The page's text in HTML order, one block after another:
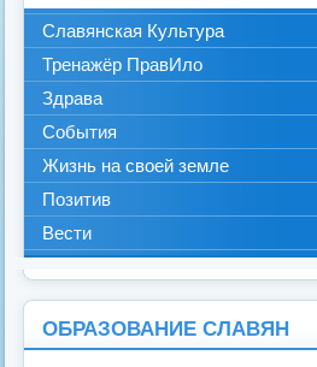
Славянская Культура
Тренажёр ПравИло
Здрава
События
Жизнь на своей земле
Позитив
Вести
ОБРАЗОВАНИЕ СЛАВЯН